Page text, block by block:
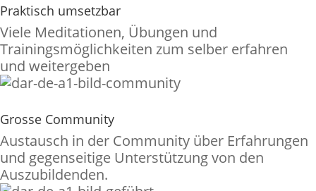
Praktisch umsetzbar
Viele Meditationen, Übungen und
Trainingsmöglichkeiten zum selber erfahren
und weitergeben
Grosse Community
Austausch in der Community über Erfahrungen
und gegenseitige Unterstützung von den
Auszubildenden.